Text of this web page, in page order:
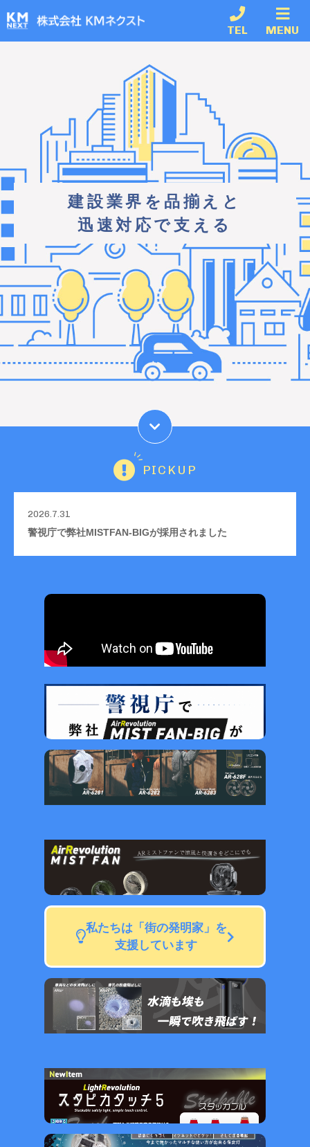
TEL MENU
建設業界を品揃えと
迅速対応で支える
PICKUP
2026.7.31
警視庁で弊社MISTFAN-BIGが採用されました
私たちは「街の発明家」を
支援しています